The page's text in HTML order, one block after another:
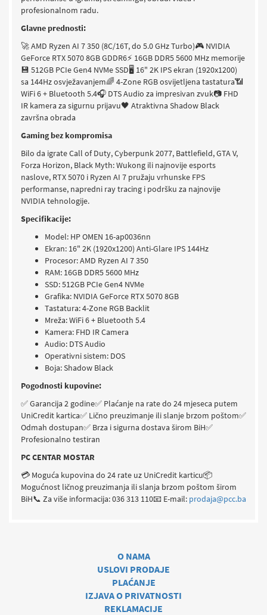
profesionalnom radu.
Glavne prednosti:
🚀 AMD Ryzen AI 7 350 (8C/16T, do 5.0 GHz Turbo)🎮 NVIDIA
GeForce RTX 5070 8GB GDDR6⚡ 16GB DDR5 5600 MHz memorije
💾 512GB PCIe Gen4 NVMe SSD🖥 16" 2K IPS ekran (1920x1200)
sa 144Hz osvježavanjem🌈 4-Zone RGB osvijetljena tastatura📶
WiFi 6 + Bluetooth 5.4🎧 DTS Audio za impresivan zvuk📷 FHD
IR kamera za sigurnu prijavu🖤 Atraktivna Shadow Black
završna obrada
Gaming bez kompromisa
Bilo da igrate Call of Duty, Cyberpunk 2077, Battlefield, GTA V,
Forza Horizon, Black Myth: Wukong ili najnovije esports
naslove, RTX 5070 i Ryzen AI 7 pružaju vrhunske FPS
performanse, napredni ray tracing i podršku za najnovije
NVIDIA tehnologije.
Specifikacije:
Model: HP OMEN 16-ap0036nn
Ekran: 16" 2K (1920x1200) Anti-Glare IPS 144Hz
Procesor: AMD Ryzen AI 7 350
RAM: 16GB DDR5 5600 MHz
SSD: 512GB PCIe Gen4 NVMe
Grafika: NVIDIA GeForce RTX 5070 8GB
Tastatura: 4-Zone RGB Backlit
Mreža: WiFi 6 + Bluetooth 5.4
Kamera: FHD IR Camera
Audio: DTS Audio
Operativni sistem: DOS
Boja: Shadow Black
Pogodnosti kupovine:
✅ Garancija 2 godine✅ Plaćanje na rate do 24 mjeseca putem
UniCredit kartica✅ Lično preuzimanje ili slanje brzom poštom✅
Odmah dostupan✅ Brza i sigurna dostava širom BiH✅
Profesionalno testiran
PC CENTAR MOSTAR
💳 Moguća kupovina do 24 rate uz UniCredit karticu📦
Mogućnost ličnog preuzimanja ili slanja brzom poštom širom
BiH📞 Za više informacija: 036 313 110📧 E-mail: prodaja@pcc.ba
O NAMA
USLOVI PRODAJE
PLAĆANJE
IZJAVA O PRIVATNOSTI
REKLAMACIJE